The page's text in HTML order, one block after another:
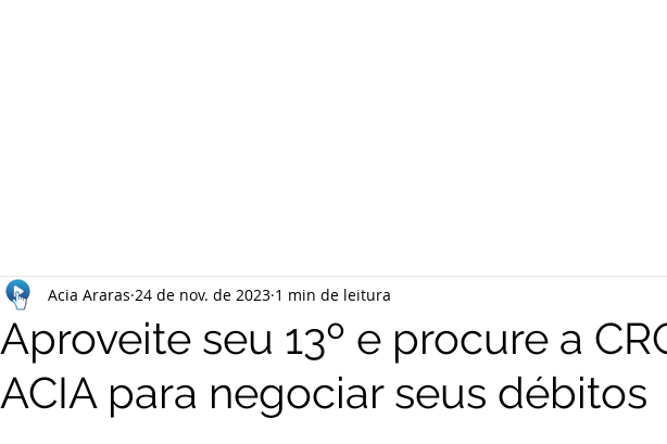
Aproveite seu 13º e procure a
ACIA para negociar seus débitos
Acia Araras 24 de nov. de 2023 1 min de leitura